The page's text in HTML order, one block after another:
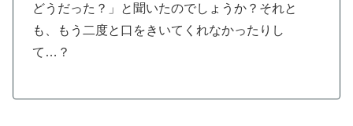
どうだった？」と聞いたのでしょうか？それと
も、もう二度と口をきいてくれなかったりし
て…？